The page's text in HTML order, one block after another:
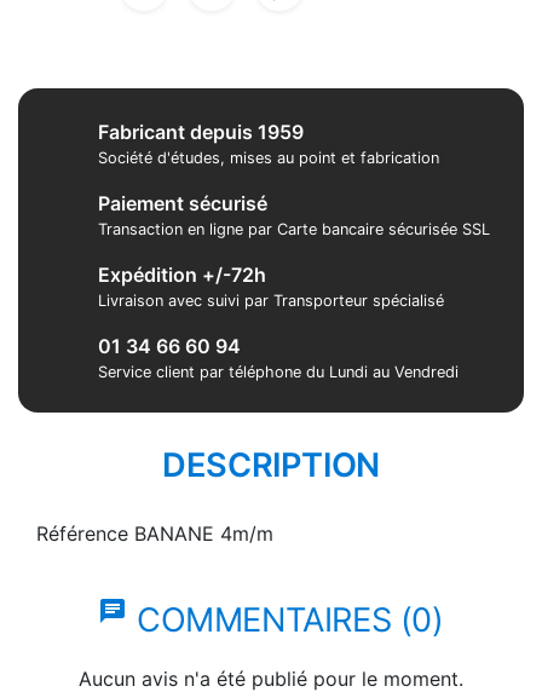
Fabricant depuis 1959
Société d'études, mises au point et fabrication
Paiement sécurisé
Transaction en ligne par Carte bancaire sécurisée SSL
Expédition +/-72h
Livraison avec suivi par Transporteur spécialisé
01 34 66 60 94
Service client par téléphone du Lundi au Vendredi
DESCRIPTION
Référence BANANE 4m/m
chat COMMENTAIRES (0)
Aucun avis n'a été publié pour le moment.